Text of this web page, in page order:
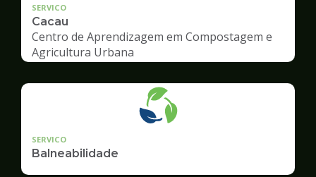
SERVICO
Cacau
Centro de Aprendizagem em Compostagem e
Agricultura Urbana
SERVICO
Balneabilidade